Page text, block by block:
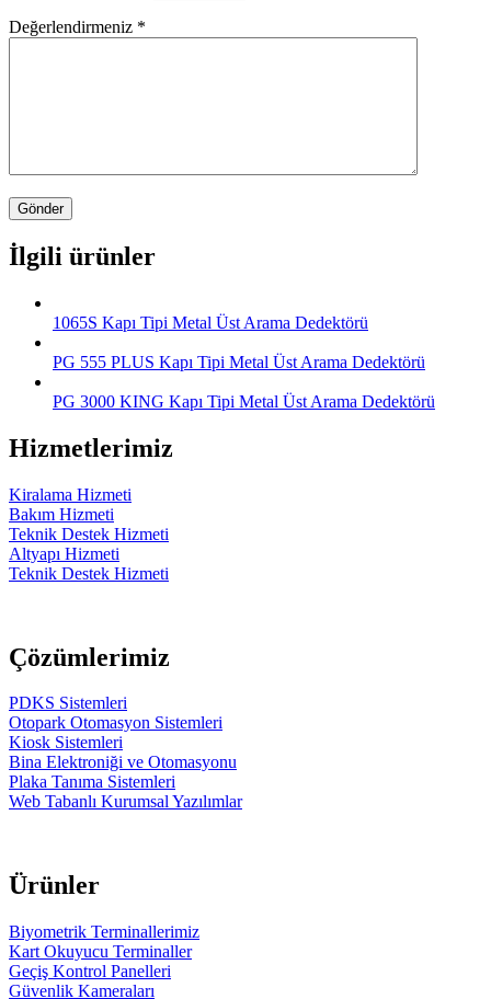
Değerlendirmeniz *
İlgili ürünler
1065S Kapı Tipi Metal Üst Arama Dedektörü
PG 555 PLUS Kapı Tipi Metal Üst Arama Dedektörü
PG 3000 KING Kapı Tipi Metal Üst Arama Dedektörü
Hizmetlerimiz
Kiralama Hizmeti
Bakım Hizmeti
Teknik Destek Hizmeti
Altyapı Hizmeti
Teknik Destek Hizmeti
Çözümlerimiz
PDKS Sistemleri
Otopark Otomasyon Sistemleri
Kiosk Sistemleri
Bina Elektroniği ve Otomasyonu
Plaka Tanıma Sistemleri
Web Tabanlı Kurumsal Yazılımlar
Ürünler
Biyometrik Terminallerimiz
Kart Okuyucu Terminaller
Geçiş Kontrol Panelleri
Güvenlik Kameraları